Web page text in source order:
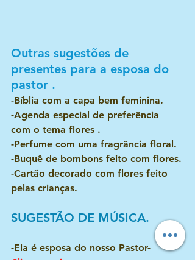
Outras sugestões de
presentes para a esposa do
pastor .
-Bíblia com a capa bem feminina.
-Agenda especial de preferência
com o tema flores .
-Perfume com uma fragrância floral.
-Buquê de bombons feito com flores.
-Cartão decorado com flores feito
pelas crianças.
SUGESTÃO DE MÚSICA.
-Ela é esposa do nosso Pastor-
Clique aqui.